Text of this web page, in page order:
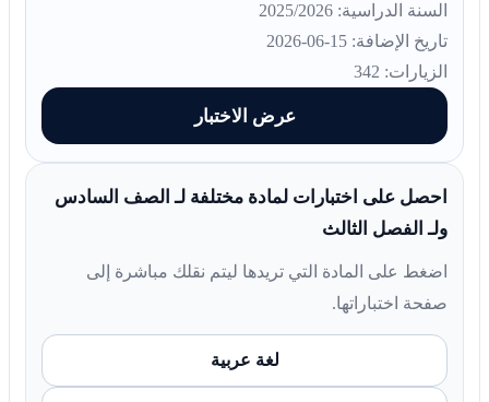
السنة الدراسية: 2025/2026
تاريخ الإضافة: 15-06-2026
الزيارات: 342
عرض الاختبار
احصل على اختبارات لمادة مختلفة لـ الصف السادس
ولـ الفصل الثالث
اضغط على المادة التي تريدها ليتم نقلك مباشرة إلى
صفحة اختباراتها.
لغة عربية